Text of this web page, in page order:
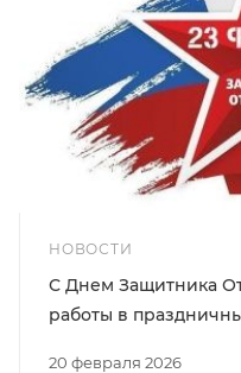
НОВОСТИ
20 февраля 2026
С Днем Защитника
работы в